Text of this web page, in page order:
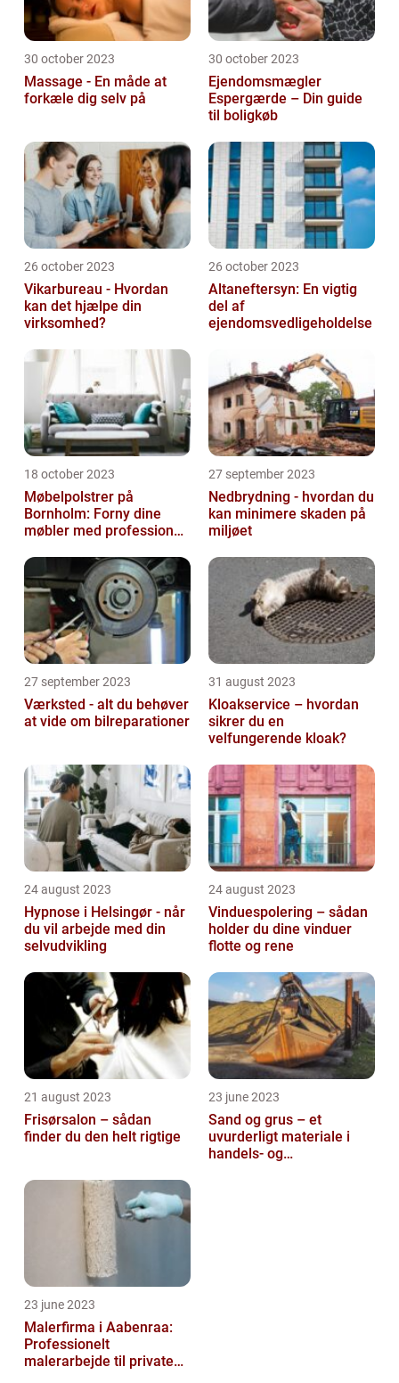
30 october 2023
Massage - En måde at
forkæle dig selv på
30 october 2023
Ejendomsmægler
Espergærde – Din guide
til boligkøb
26 october 2023
Vikarbureau - Hvordan
kan det hjælpe din
virksomhed?
26 october 2023
Altaneftersyn: En vigtig
del af
ejendomsvedligeholdelse
18 october 2023
Møbelpolstrer på
Bornholm: Forny dine
møbler med professionel
27 september 2023
Nedbrydning - hvordan du
kan minimere skaden på
miljøet
27 september 2023
Værksted - alt du behøver
at vide om bilreparationer
31 august 2023
Kloakservice – hvordan
sikrer du en
velfungerende kloak?
24 august 2023
Hypnose i Helsingør - når
du vil arbejde med din
selvudvikling
24 august 2023
Vinduespolering – sådan
holder du dine vinduer
flotte og rene
21 august 2023
Frisørsalon – sådan
finder du den helt rigtige
23 june 2023
Sand og grus – et
uvurderligt materiale i
handels- og
23 june 2023
Malerfirma i Aabenraa:
Professionelt
malerarbejde til private